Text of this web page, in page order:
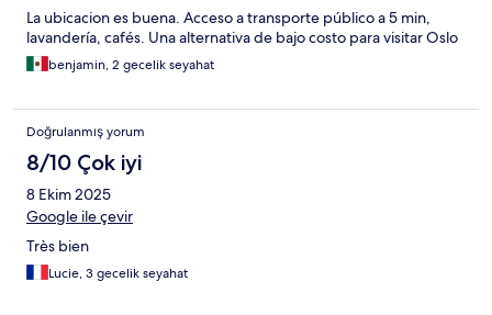
La ubicacion es buena. Acceso a transporte público a 5 min,
lavandería, cafés. Una alternativa de bajo costo para visitar Oslo
benjamin, 2 gecelik seyahat
Doğrulanmış yorum
8/10 Çok iyi
8 Ekim 2025
Google ile çevir
Très bien
Lucie, 3 gecelik seyahat